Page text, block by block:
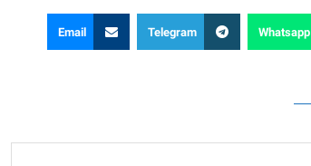
Whatsapp
Telegram
Email